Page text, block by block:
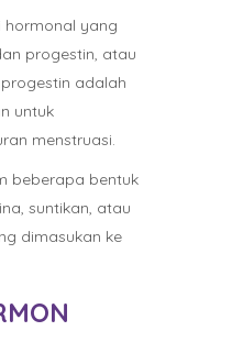
hormonal yang
progestin, atau
adalah
untuk
menstruasi.
beberapa bentuk
suntikan, atau
dimasukan ke